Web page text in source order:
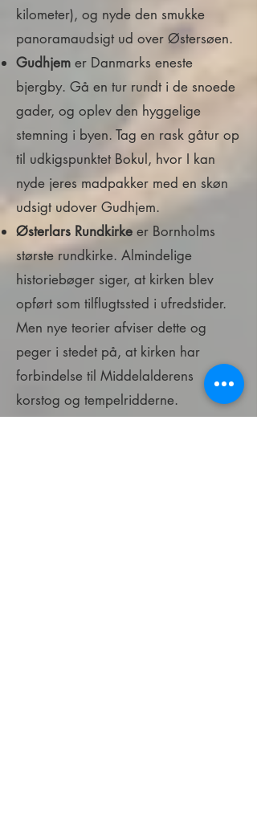
kilometer), og nyde den smukke
panoramaudsigt ud over Østersøen.
Gudhjem er Danmarks eneste
bjergby. Gå en tur rundt i de snoede
gader, og oplev den hyggelige
stemning i byen. Tag en rask gåtur op
til udkigspunktet Bokul, hvor I kan
nyde jeres madpakker med en skøn
udsigt udover Gudhjem.
Østerlars Rundkirke er Bornholms
største rundkirke. Almindelige
historiebøger siger, at kirken blev
opført som tilflugtssted i ufredstider.
Men nye teorier afviser dette og
peger i stedet på, at kirken har
forbindelse til Middelalderens
korstog og tempelridderne.